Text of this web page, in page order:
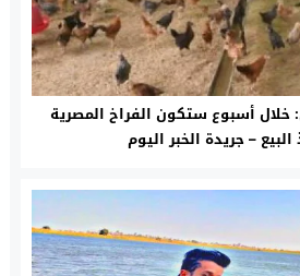
خلال أسبوع ستكون الفراخ المصرية
– جريدة الخبر اليوم